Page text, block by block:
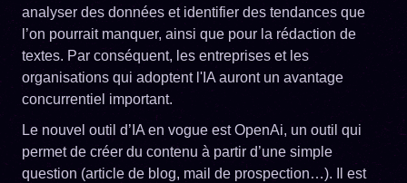
analyser des données et identifier des tendances que
l’on pourrait manquer, ainsi que pour la rédaction de
textes. Par conséquent, les entreprises et les
organisations qui adoptent l'IA auront un avantage
concurrentiel important.
Le nouvel outil d’IA en vogue est OpenAi, un outil qui
permet de créer du contenu à partir d’une simple
question (article de blog, mail de prospection…). Il est